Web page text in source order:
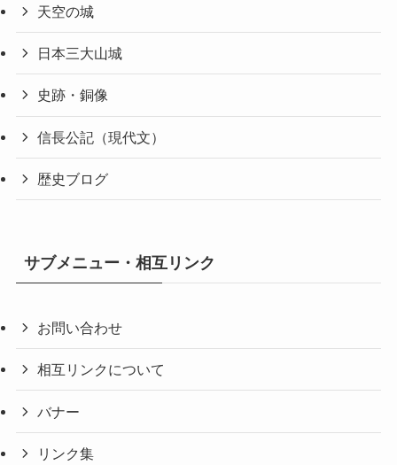
天空の城
日本三大山城
史跡・銅像
信長公記（現代文）
歴史ブログ
サブメニュー・相互リンク
お問い合わせ
相互リンクについて
バナー
リンク集